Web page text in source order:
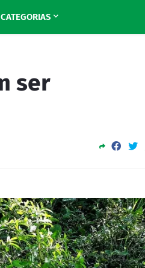
CATEGORIAS
ser